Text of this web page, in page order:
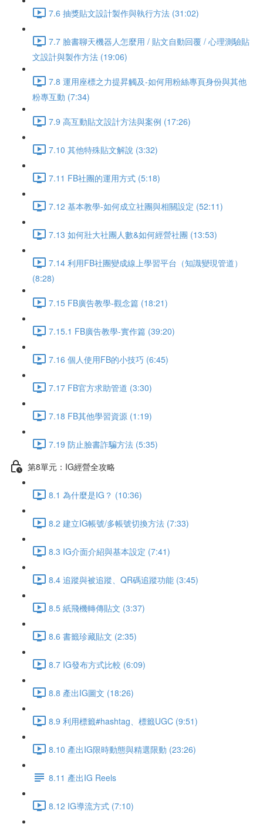
7.6 抽獎貼文設計製作與執行方法 (31:02)
7.7 臉書聊天機器人怎麼用 / 貼文自動回覆 / 心理測驗貼
文設計與製作方法 (19:06)
7.8 運用座標之力提昇觸及-如何用粉絲專頁身份與其他
粉專互動 (7:34)
7.9 高互動貼文設計方法與案例 (17:26)
7.10 其他特殊貼文解說 (3:32)
7.11 FB社團的運用方式 (5:18)
7.12 基本教學-如何成立社團與相關設定 (52:11)
7.13 如何壯大社團人數&如何經營社團 (13:53)
7.14 利用FB社團變成線上學習平台（知識變現管道）
(8:28)
7.15 FB廣告教學-觀念篇 (18:21)
7.15.1 FB廣告教學-實作篇 (39:20)
7.16 個人使用FB的小技巧 (6:45)
7.17 FB官方求助管道 (3:30)
7.18 FB其他學習資源 (1:19)
7.19 防止臉書詐騙方法 (5:35)
第8單元：IG經營全攻略
8.1 為什麼是IG？ (10:36)
8.2 建立IG帳號/多帳號切換方法 (7:33)
8.3 IG介面介紹與基本設定 (7:41)
8.4 追蹤與被追蹤、QR碼追蹤功能 (3:45)
8.5 紙飛機轉傳貼文 (3:37)
8.6 書籤珍藏貼文 (2:35)
8.7 IG發布方式比較 (6:09)
8.8 產出IG圖文 (18:26)
8.9 利用標籤#hashtag、標籤UGC (9:51)
8.10 產出IG限時動態與精選限動 (23:26)
8.11 產出IG Reels
8.12 IG導流方式 (7:10)